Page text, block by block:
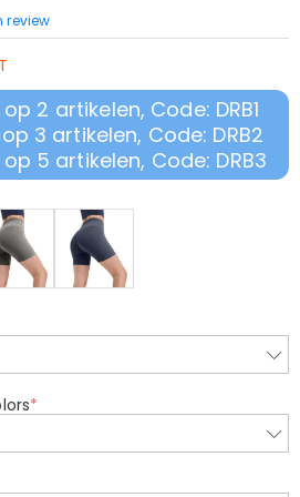
review
2 artikelen, Code: DRB1
3 artikelen, Code: DRB2
5 artikelen, Code: DRB3
*